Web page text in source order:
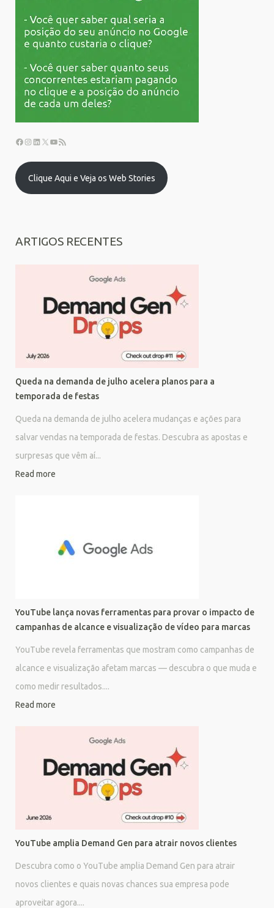
Clique Aqui e Veja os Web Stories
ARTIGOS RECENTES
Queda na demanda de julho acelera planos para a
temporada de festas
Queda na demanda de julho acelera mudanças e ações para
salvar vendas na temporada de festas. Descubra as apostas e
surpresas que vêm aí...
Read more
YouTube lança novas ferramentas para provar o impacto de
campanhas de alcance e visualização de vídeo para marcas
YouTube revela ferramentas que mostram como campanhas de
alcance e visualização afetam marcas — descubra o que muda e
como medir resultados....
Read more
YouTube amplia Demand Gen para atrair novos clientes
Descubra como o YouTube amplia Demand Gen para atrair
novos clientes e quais novas chances sua empresa pode
aproveitar agora....